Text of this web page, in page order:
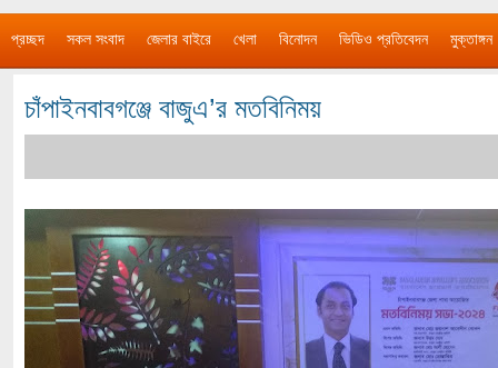
প্রচ্ছদ সকল সংবাদ জেলার বাইরে খেলা বিনোদন ভিডিও প্রতিবেদন মুক্তাঙ্গন
চাঁপাইনবাবগঞ্জে বাজুএ’র মতবিনিময়